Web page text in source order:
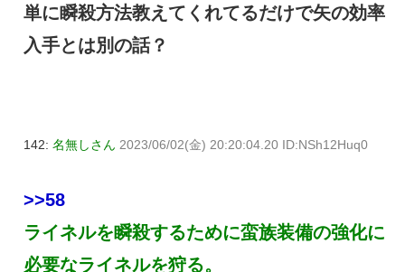
単に瞬殺方法教えてくれてるだけで矢の効率
入手とは別の話？
142: 名無しさん 2023/06/02(金) 20:20:04.20 ID:NSh12Huq0
>>58
ライネルを瞬殺するために蛮族装備の強化に
必要なライネルを狩る。